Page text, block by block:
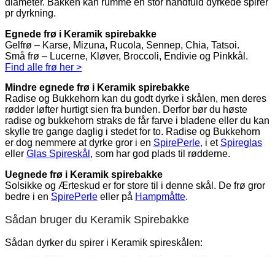
diameter. Bakken kan rumme en stor håndfuld dyrkede spirer
pr dyrkning.
Egnede frø i Keramik spirebakke
Gelfrø – Karse, Mizuna, Rucola, Sennep, Chia, Tatsoi.
Små frø – Lucerne, Kløver, Broccoli, Endivie og Pinkkål.
Find alle frø her >
Mindre egnede frø i Keramik spirebakke
Radise og Bukkehorn kan du godt dyrke i skålen, men deres
rødder løfter hurtigt sien fra bunden. Derfor bør du høste
radise og bukkehorn straks de får farve i bladene eller du kan
skylle tre gange daglig i stedet for to. Radise og Bukkehorn
er dog nemmere at dyrke gror i en SpirePerle, i et Spireglas
eller Glas Spireskål , som har god plads til rødderne.
Uegnede frø i Keramik spirebakke
Solsikke og Ærteskud er for store til i denne skål. De frø gror
bedre i en SpirePerle eller på Hampmåtte.
Sådan bruger du Keramik Spirebakke
Sådan dyrker du spirer i Keramik spireskålen: